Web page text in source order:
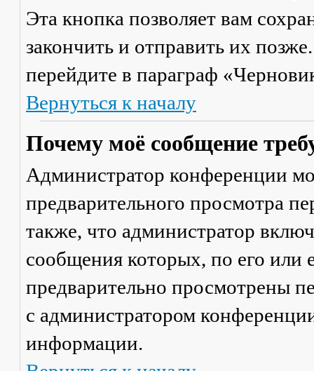
Эта кнопка позволяет вам
закончить и отправить их
перейдите в параграф
Вернуться к началу
Почему моё сообщение
Администратор конференции
предварительного просмотра
также, что администратор
сообщения которых, по его
предварительно просмотрены
с администратором
информации.